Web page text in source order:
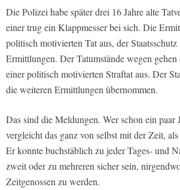
Die Polizei habe später drei 16 Jahre alte
einer trug ein Klappmesser bei sich. Die
politisch motivierten Tat aus, der
Ermittlungen. Der Tatumstände wegen
einer politisch motivierten Straftat aus. Der
die weiteren Ermittlungen übernommen.
Das sind die Meldungen. Wer schon ein paar
vergleicht das ganz von selbst mit der Zeit,
Er konnte buchstäblich zu jeder Tages- und
zweit oder zu mehreren sicher sein,
Zeitgenossen zu werden.